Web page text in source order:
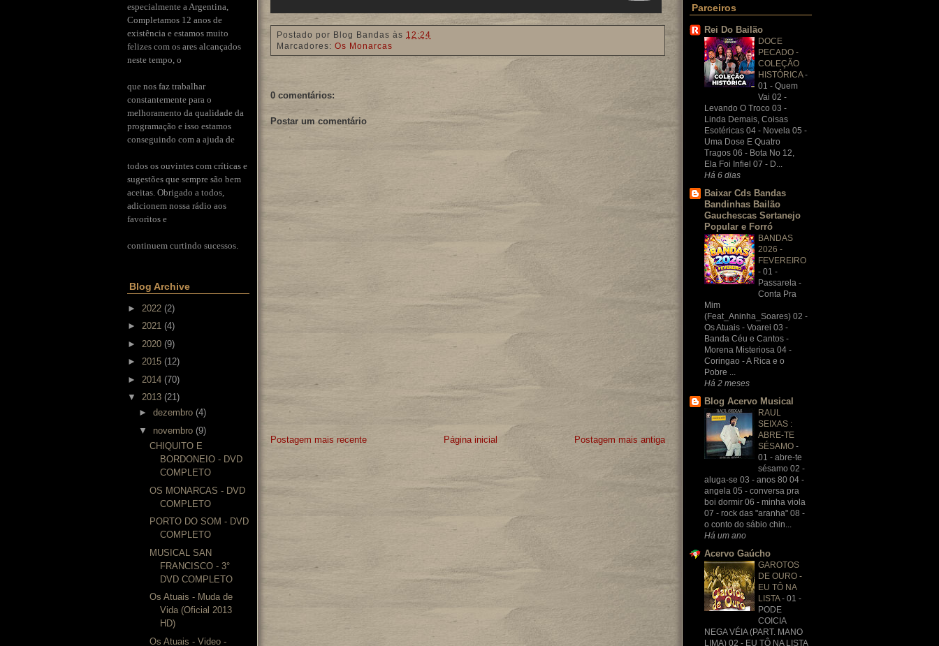
especialmente a Argentina,
Completamos 12 anos de
existência e estamos muito
felizes com os ares alcançados
neste tempo, o
que nos faz trabalhar
constantemente para o
melhoramento da qualidade da
programação e isso estamos
conseguindo com a ajuda de
todos os ouvintes com críticas e
sugestões que sempre são bem
aceitas. Obrigado a todos,
adicionem nossa rádio aos
favoritos e
continuem curtindo sucessos.
Blog Archive
► 2022 (2)
► 2021 (4)
► 2020 (9)
► 2015 (12)
► 2014 (70)
▼ 2013 (21)
► dezembro (4)
▼ novembro (9)
CHIQUITO E
BORDONEIO - DVD
COMPLETO
OS MONARCAS - DVD
COMPLETO
PORTO DO SOM - DVD
COMPLETO
MUSICAL SAN
FRANCISCO - 3°
DVD COMPLETO
Os Atuais - Muda de
Vida (Oficial 2013
HD)
Os Atuais - Video -
Postado por Blog Bandas às 12:24
Marcadores: Os Monarcas
0 comentários:
Postar um comentário
Postagem mais recente Postagem mais antiga
Página inicial
Parceiros
Rei Do Bailão
DOCE
PECADO -
COLEÇÃO
HISTÓRICA-
01 - Quem
Vai 02 -
Levando O Troco 03 -
Linda Demais, Coisas
Esotéricas 04 - Novela 05 -
Uma Dose E Quatro
Tragos 06 - Bota No 12,
Ela Foi Infiel 07 - D...
Há 6 dias
Baixar Cds Bandas
Bandinhas Bailão
Gauchescas Sertanejo
Popular e Forró
BANDAS
2026 -
FEVEREIRO
- 01 -
Passarela -
Conta Pra
Mim
(Feat_Aninha_Soares) 02 -
Os Atuais - Voarei 03 -
Banda Céu e Cantos -
Morena Misteriosa 04 -
Coringao - A Rica e o
Pobre ...
Há 2 meses
Blog Acervo Musical
RAUL
SEIXAS :
ABRE-TE
SÉSAMO -
01 - abre-te
sésamo 02 -
aluga-se 03 - anos 80 04 -
angela 05 - conversa pra
boi dormir 06 - minha viola
07 - rock das "aranha" 08 -
o conto do sábio chin...
Há um ano
Acervo Gaúcho
GAROTOS
DE OURO -
EU TÔ NA
LISTA- 01 -
PODE
COICIA
NEGA VÉIA (PART. MANO
LIMA) 02 - EU TÔ NA LISTA